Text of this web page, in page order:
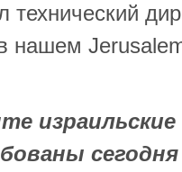
технический
нашем